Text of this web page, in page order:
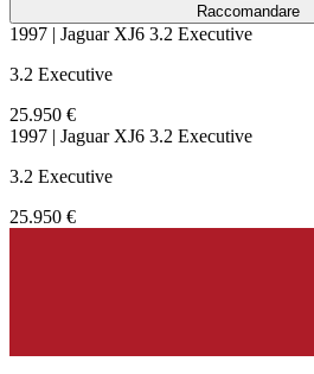
Raccomandare
1997 | Jaguar XJ6 3.2 Executive
3.2 Executive
25.950 €
1997 | Jaguar XJ6 3.2 Executive
3.2 Executive
25.950 €